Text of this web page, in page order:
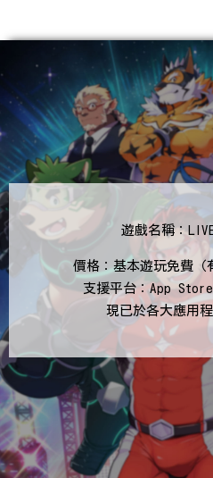
遊戲名稱：
價格：基本遊玩免費（
支援平台：App
現已於各大應用